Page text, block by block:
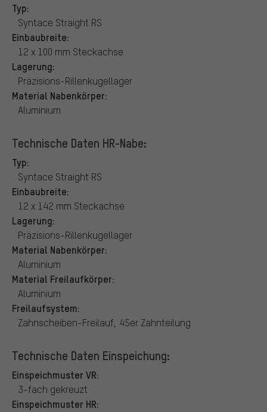
Typ:
Syntace Straight RS
Einbaubreite:
12 x 100 mm Steckachse
Lagerung:
Präzisions-Rillenkugellager
Material Nabenkörper:
Aluminium
Technische Daten HR-Nabe:
Typ:
Syntace Straight RS
Einbaubreite:
12 x 142 mm Steckachse
Lagerung:
Präzisions-Rillenkugellager
Material Nabenkörper:
Aluminium
Material Freilaufkörper:
Aluminium
Freilaufsystem:
Zahnscheiben-Freilauf, 45er Zahnteilung
Technische Daten Einspeichung:
Einspeichmuster VR:
3-fach gekreuzt
Einspeichmuster HR: